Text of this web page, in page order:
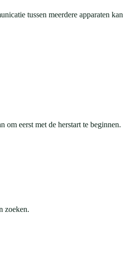
tussen meerdere apparaten kan
om eerst met de herstart te beginnen.
zoeken.